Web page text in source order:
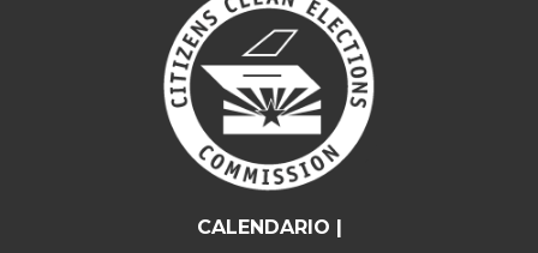
CALENDARIO |